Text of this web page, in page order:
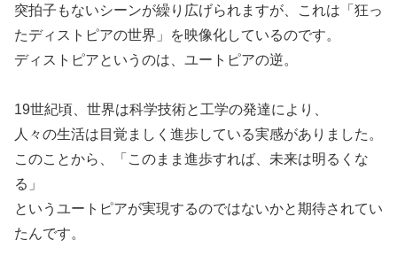
突拍子もないシーンが繰り広げられますが、これは「狂っ
たディストピアの世界」を映像化しているのです。
ディストピアというのは、ユートピアの逆。
19世紀頃、世界は科学技術と工学の発達により、
人々の生活は目覚ましく進歩している実感がありました。
このことから、「このまま進歩すれば、未来は明るくな
る」
というユートピアが実現するのではないかと期待されてい
たんです。